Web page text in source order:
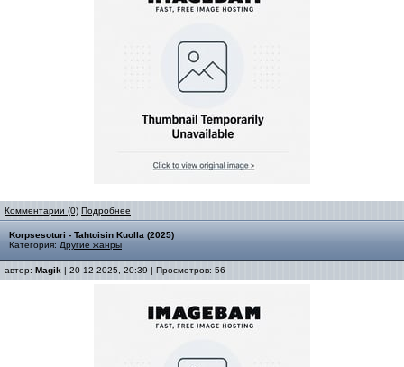
Комментарии (0) Подробнее
Korpsesoturi - Tahtoisin Kuolla (2025)
Категория: Другие жанры
автор: Magik | 20-12-2025, 20:39 | Просмотров: 56